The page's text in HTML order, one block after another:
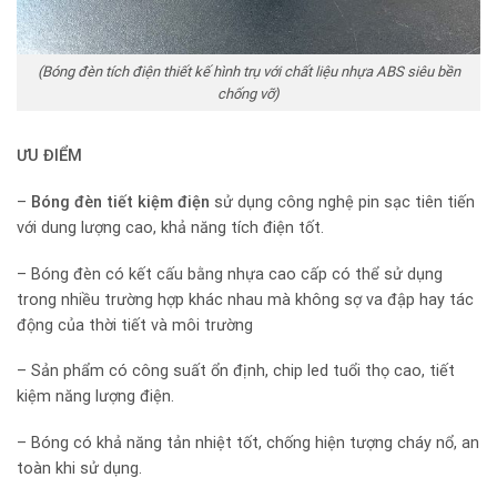
(Bóng đèn tích điện thiết kế hình trụ với chất liệu nhựa ABS siêu bền
chống vỡ)
ƯU ĐIỂM
– Bóng đèn tiết kiệm điện sử dụng công nghệ pin sạc tiên tiến
với dung lượng cao, khả năng tích điện tốt.
– Bóng đèn có kết cấu bằng nhựa cao cấp có thể sử dụng
trong nhiều trường hợp khác nhau mà không sợ va đập hay tác
động của thời tiết và môi trường
– Sản phẩm có công suất ổn định, chip led tuổi thọ cao, tiết
kiệm năng lượng điện.
– Bóng có khả năng tản nhiệt tốt, chống hiện tượng cháy nổ, an
toàn khi sử dụng.